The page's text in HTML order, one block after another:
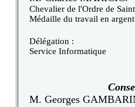
Chevalier de l'Ordre de
Médaille du travail en argent
Délégation :
Service Informatique
M. Georges